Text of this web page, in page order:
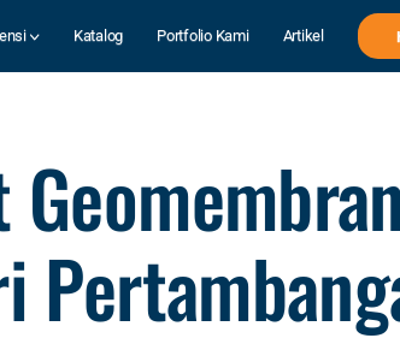
Katalog Portfolio Kami Artikel